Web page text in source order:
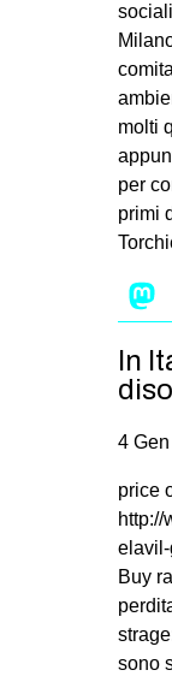
molti
per
primi
In
4
price
http://
elavil-
Buy
sono